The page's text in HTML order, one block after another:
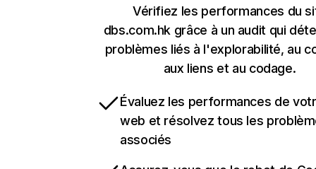
Vérifiez les performances du
dbs.com.hk grâce à un audit qui
problèmes liés à l'explorabilité, au
aux liens et au codage.
Évaluez les performances de
web et résolvez tous les
associés